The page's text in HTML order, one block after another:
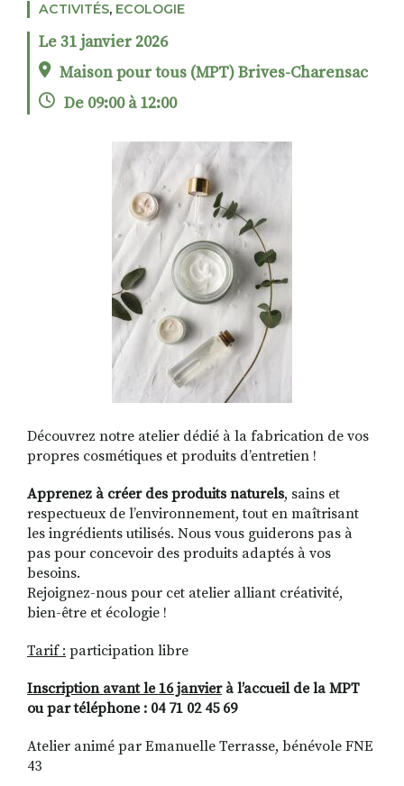
S'INSCRIRE À LA NEWSLETTER
FACEBOOK
ACTIVITÉS, ECOLOGIE
Le 31 janvier 2026
Maison pour tous (MPT) Brives-Charensac
De 09:00 à 12:00
Découvrez notre atelier dédié à la fabrication de vos
propres cosmétiques et produits d’entretien !
Apprenez à créer des produits naturels, sains et
respectueux de l’environnement, tout en maîtrisant
les ingrédients utilisés. Nous vous guiderons pas à
pas pour concevoir des produits adaptés à vos
besoins.
Rejoignez-nous pour cet atelier alliant créativité,
bien-être et écologie !
Tarif : participation libre
Inscription avant le 16 janvierà l’accueil de la MPT
ou par téléphone : 04 71 02 45 69
Atelier animé par Emanuelle Terrasse, bénévole FNE
43